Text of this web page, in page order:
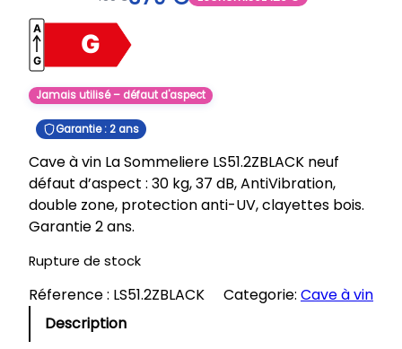
Jamais utilisé – défaut d'aspect
Garantie : 2 ans
Cave à vin La Sommeliere LS51.2ZBLACK neuf
défaut d’aspect : 30 kg, 37 dB, AntiVibration,
double zone, protection anti-UV, clayettes bois.
Garantie 2 ans.
Rupture de stock
Réference : LS51.2ZBLACK Categorie: Cave à vin
Description